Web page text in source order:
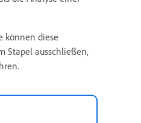
können diese
Stapel ausschließen,